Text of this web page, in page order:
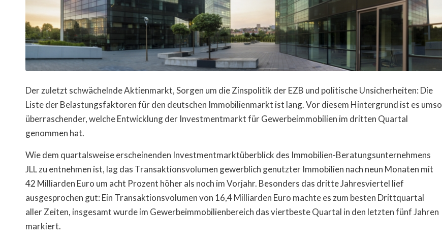
Der zuletzt schwächelnde Aktienmarkt, Sorgen um die Zinspolitik der EZB und politische Unsicherheiten: Die
Liste der Belastungsfaktoren für den deutschen Immobilienmarkt ist lang. Vor diesem Hintergrund ist es umso
überraschender, welche Entwicklung der Investmentmarkt für Gewerbeimmobilien im dritten Quartal
genommen hat.
Wie dem quartalsweise erscheinenden Investmentmarktüberblick des Immobilien-Beratungsunternehmens
JLL zu entnehmen ist, lag das Transaktionsvolumen gewerblich genutzter Immobilien nach neun Monaten mit
42 Milliarden Euro um acht Prozent höher als noch im Vorjahr. Besonders das dritte Jahresviertel lief
ausgesprochen gut: Ein Transaktionsvolumen von 16,4 Milliarden Euro machte es zum besten Drittquartal
aller Zeiten, insgesamt wurde im Gewerbeimmobilienbereich das viertbeste Quartal in den letzten fünf Jahren
markiert.